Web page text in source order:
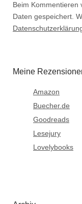
Beim Kommentieren
Daten gespeichert.
Meine
Amazon
Buecher.de
Goodreads
Lesejury
Lovelybooks